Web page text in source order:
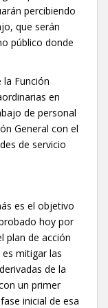
percibiendo
que serán
público donde
la Función
en
de personal
General con el
de servicio
es el objetivo
hoy por
plan de acción
mitigar las
de la
un primer
inicial de esa